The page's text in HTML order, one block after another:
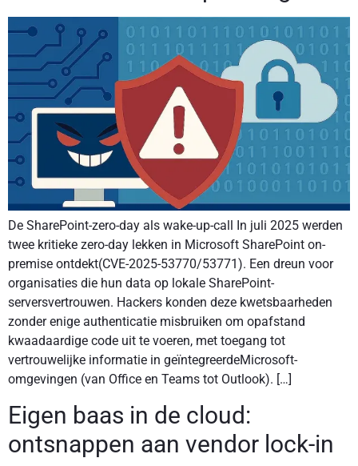
De SharePoint-zero-day als wake-up-call In juli 2025 werden
twee kritieke zero-day lekken in Microsoft SharePoint on-
premise ontdekt(CVE-2025-53770/53771). Een dreun voor
organisaties die hun data op lokale SharePoint-
serversvertrouwen. Hackers konden deze kwetsbaarheden
zonder enige authenticatie misbruiken om opafstand
kwaadaardige code uit te voeren, met toegang tot
vertrouwelijke informatie in geïntegreerdeMicrosoft-
omgevingen (van Office en Teams tot Outlook). […]
Eigen baas in de cloud:
ontsnappen aan vendor lock-in